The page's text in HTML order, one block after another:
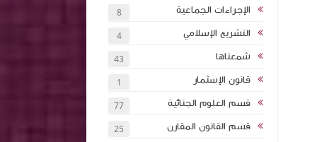
الإجراءات الجماعية 8
التشريع الإسلامي 4
شمعناها 43
قانون الإسثمار 1
قسم العلوم الجنائية 77
قسم القانون المقارن 25